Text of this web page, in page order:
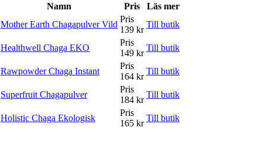
Namn Pris
Läs mer
Mother Earth Chagapulver Vild
Pris
139 kr
Till butik
Healthwell Chaga EKO
Pris
149 kr
Till butik
Rawpowder Chaga Instant
Pris
164 kr
Till butik
Superfruit Chagapulver
Pris
184 kr
Till butik
Holistic Chaga Ekologisk
Pris
165 kr
Till butik